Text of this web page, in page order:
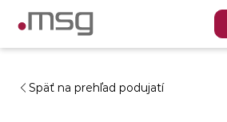
Späť na prehľad podujatí